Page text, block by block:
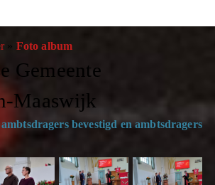
» Foto album
Gemeente
Maaswijk
bevestigd en ambtsdragers